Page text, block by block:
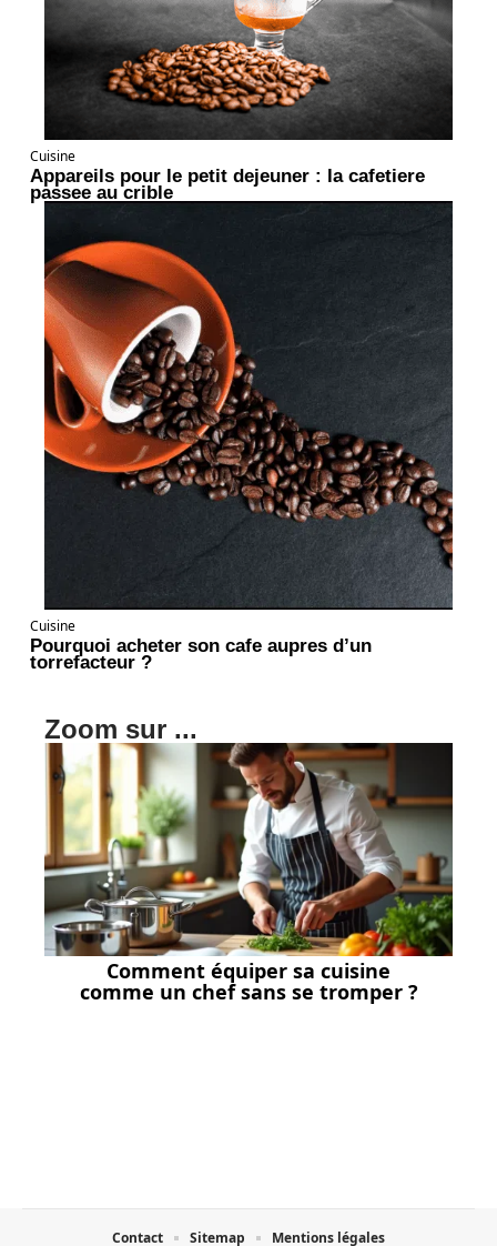
Cuisine
Appareils pour le petit dejeuner : la cafetiere
passee au crible
Cuisine
Pourquoi acheter son cafe aupres d’un
torrefacteur ?
Zoom sur ...
Comment équiper sa cuisine
comme un chef sans se tromper ?
Contact Sitemap Mentions légales